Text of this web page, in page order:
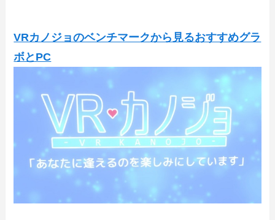
VRカノジョのベンチマークから見るおすすめグラ
ボとPC